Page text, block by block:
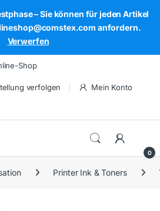
– Sie können für jeden Artikel
anfordern.
Verwerfen
Shop
verfolgen Mein Konto
0
Printer Ink & Toners